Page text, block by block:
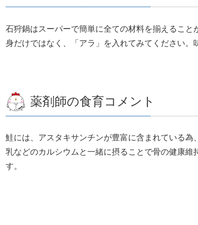
石狩鍋はスーパーで簡単に全ての材料を揃えるこ
身だけではなく、「アラ」を入れてみてください。
薬剤師の食育コメント
鮭には、アスタキサンチンが豊富に含まれている
乳などのカルシウムと一緒に摂ることで骨の健康
す。